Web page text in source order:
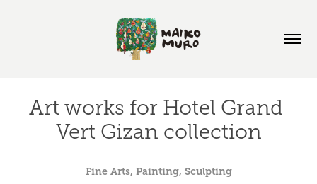
Art works for Hotel Grand
Vert Gizan collection
Fine Arts, Painting, Sculpting